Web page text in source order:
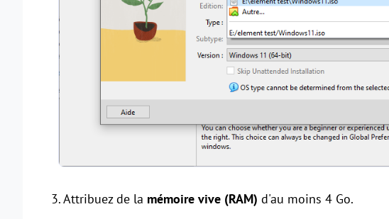
3. Attribuez de la mémoire vive (RAM) d'au moins 4 Go.